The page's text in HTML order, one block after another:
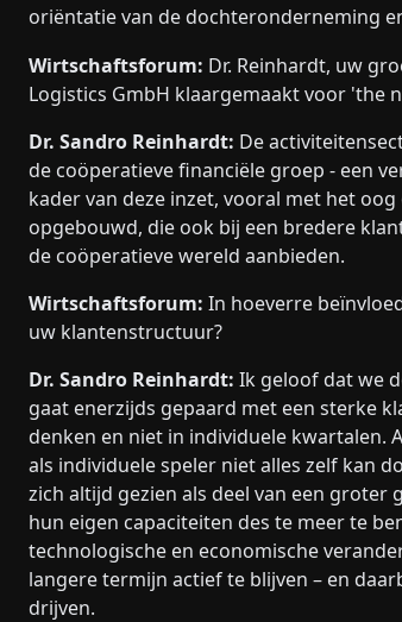
oriëntatie van de dochteronderneming
Wirtschaftsforum: Dr. Reinhardt, uw
Logistics GmbH klaargemaakt voor 'the
Dr. Sandro Reinhardt: De
de coöperatieve financiële groep - een
kader van deze inzet, vooral met het
opgebouwd, die ook bij een bredere
de coöperatieve wereld aanbieden.
Wirtschaftsforum: In hoeverre
uw klantenstructuur?
Dr. Sandro Reinhardt: Ik geloof dat we
gaat enerzijds gepaard met een sterke
denken en niet in individuele kwartalen.
als individuele speler niet alles zelf kan
zich altijd gezien als deel van een
hun eigen capaciteiten des te meer te
technologische en economische
langere termijn actief te blijven – en
drijven.